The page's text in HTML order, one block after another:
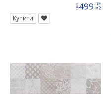
ціна499 грн
м2
Купити